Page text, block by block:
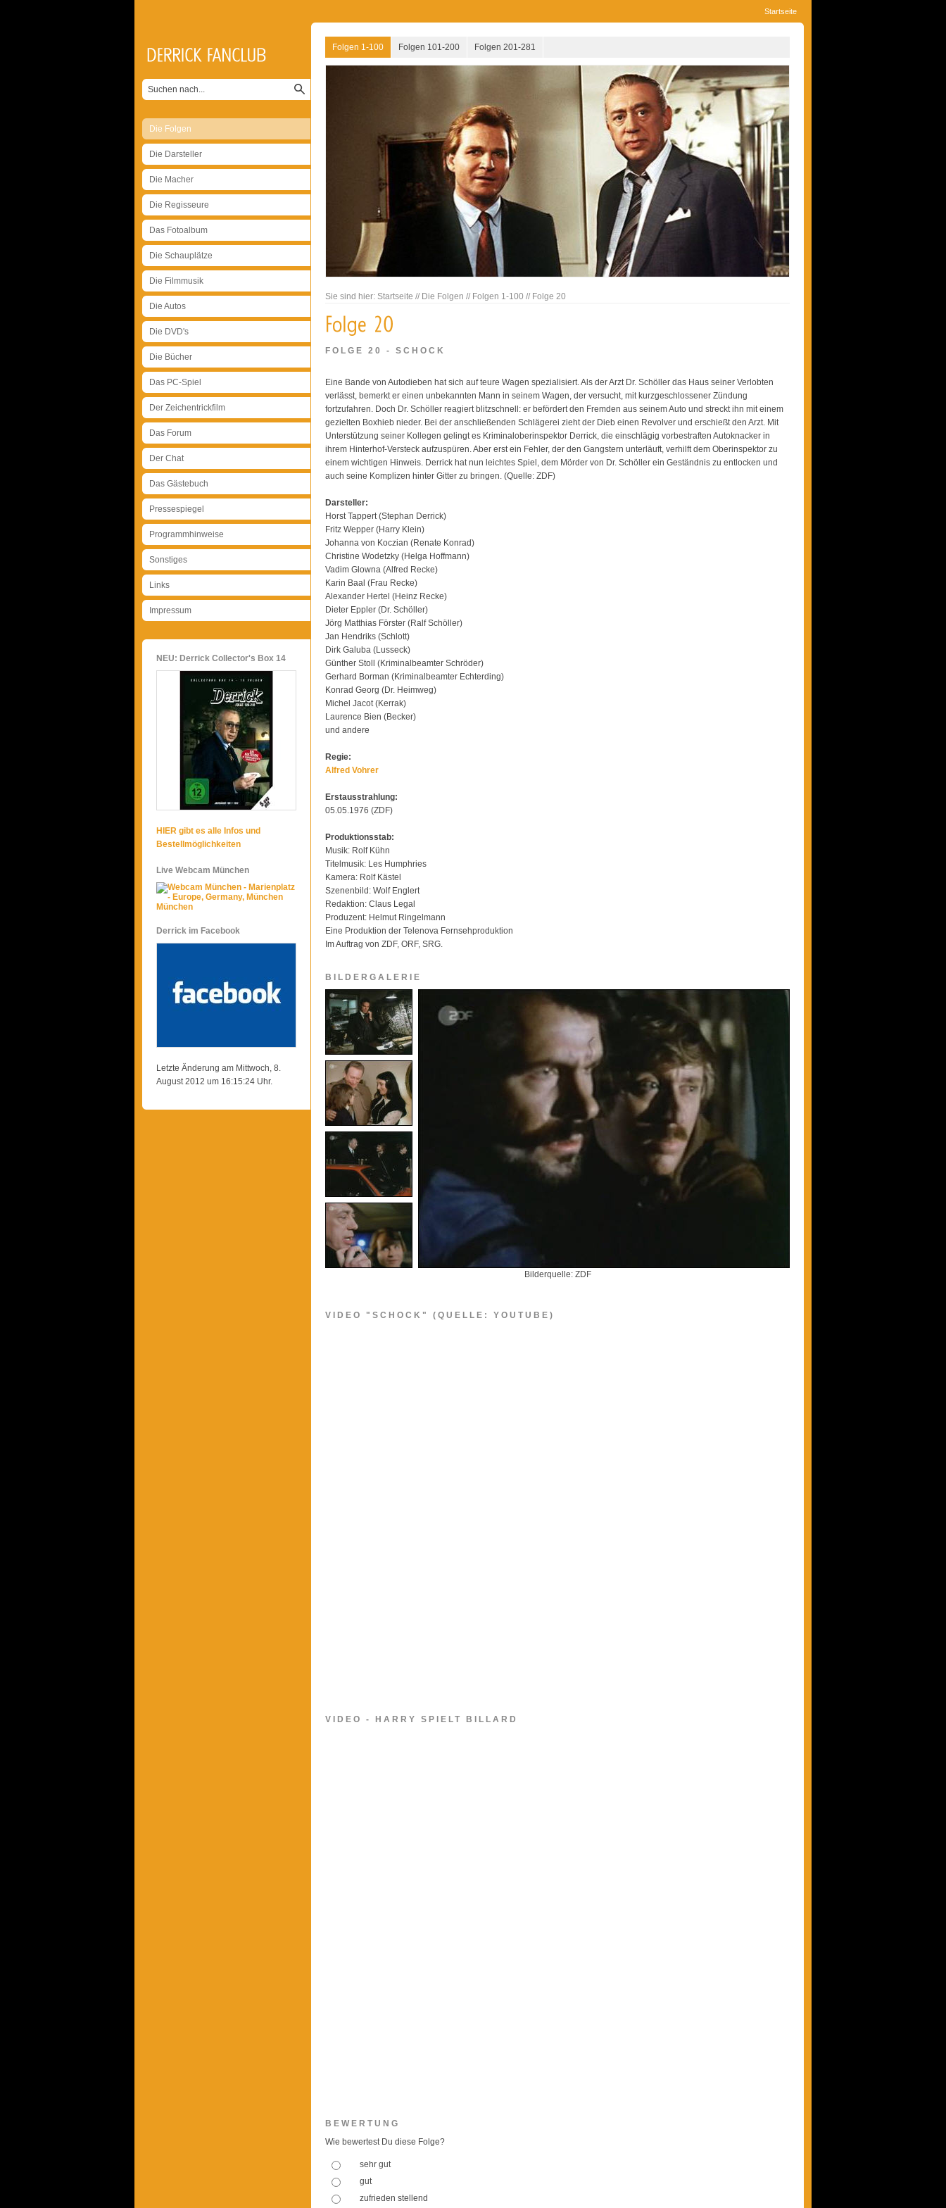
Startseite
Die Folgen
Die Darsteller
Die Macher
Die Regisseure
Das Fotoalbum
Die Schauplätze
Die Filmmusik
Die Autos
Die DVD's
Die Bücher
Das PC-Spiel
Der Zeichentrickfilm
Das Forum
Der Chat
Das Gästebuch
Pressespiegel
Programmhinweise
Sonstiges
Links
Impressum
NEU: Derrick Collector's Box 14
HIER gibt es alle Infos und
Bestellmöglichkeiten
Live Webcam München
München
Derrick im Facebook
Letzte Änderung am Mittwoch, 8.
August 2012 um 16:15:24 Uhr.
Folgen 1-100 Folgen 101-200 Folgen 201-281
Sie sind hier: Startseite // Die Folgen // Folgen 1-100 // Folge 20
FOLGE 20 - SCHOCK
Eine Bande von Autodieben hat sich auf teure Wagen spezialisiert. Als der Arzt Dr. Schöller das Haus seiner Verlobten
verlässt, bemerkt er einen unbekannten Mann in seinem Wagen, der versucht, mit kurzgeschlossener Zündung
fortzufahren. Doch Dr. Schöller reagiert blitzschnell: er befördert den Fremden aus seinem Auto und streckt ihn mit einem
gezielten Boxhieb nieder. Bei der anschließenden Schlägerei zieht der Dieb einen Revolver und erschießt den Arzt. Mit
Unterstützung seiner Kollegen gelingt es Kriminaloberinspektor Derrick, die einschlägig vorbestraften Autoknacker in
ihrem Hinterhof-Versteck aufzuspüren. Aber erst ein Fehler, der den Gangstern unterläuft, verhilft dem Oberinspektor zu
einem wichtigen Hinweis. Derrick hat nun leichtes Spiel, dem Mörder von Dr. Schöller ein Geständnis zu entlocken und
auch seine Komplizen hinter Gitter zu bringen. (Quelle: ZDF)
Darsteller:
Horst Tappert (Stephan Derrick)
Fritz Wepper (Harry Klein)
Johanna von Koczian (Renate Konrad)
Christine Wodetzky (Helga Hoffmann)
Vadim Glowna (Alfred Recke)
Karin Baal (Frau Recke)
Alexander Hertel (Heinz Recke)
Dieter Eppler (Dr. Schöller)
Jörg Matthias Förster (Ralf Schöller)
Jan Hendriks (Schlott)
Dirk Galuba (Lusseck)
Günther Stoll (Kriminalbeamter Schröder)
Gerhard Borman (Kriminalbeamter Echterding)
Konrad Georg (Dr. Heimweg)
Michel Jacot (Kerrak)
Laurence Bien (Becker)
und andere
Regie:
Alfred Vohrer
Erstausstrahlung:
05.05.1976 (ZDF)
Produktionsstab:
Musik: Rolf Kühn
Titelmusik: Les Humphries
Kamera: Rolf Kästel
Szenenbild: Wolf Englert
Redaktion: Claus Legal
Produzent: Helmut Ringelmann
Eine Produktion der Telenova Fernsehproduktion
Im Auftrag von ZDF, ORF, SRG.
BILDERGALERIE
Bilderquelle: ZDF
VIDEO "SCHOCK" (QUELLE: YOUTUBE)
VIDEO - HARRY SPIELT BILLARD
BEWERTUNG
Wie bewertest Du diese Folge?
sehr gut
gut
zufrieden stellend